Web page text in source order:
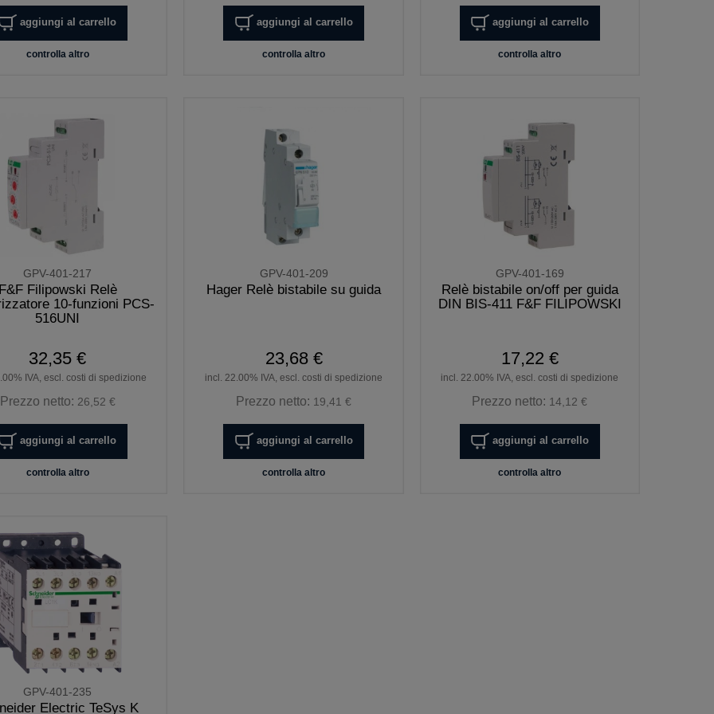
aggiungi al carrello
controlla altro
aggiungi al carrello
controlla altro
aggiungi al carrello
controlla altro
GPV-401-217
F&F Filipowski Relè
10-funzioni PCS-
516UNI
32,35 €
IVA, escl. costi di spedizione
Prezzo netto: 26,52 €
aggiungi al carrello
controlla altro
GPV-401-209
Hager Relè bistabile su guida
23,68 €
incl. 22.00% IVA, escl. costi di spedizione
Prezzo netto: 19,41 €
aggiungi al carrello
controlla altro
GPV-401-169
Relè bistabile on/off per guida
DIN BIS-411 F&F FILIPOWSKI
17,22 €
incl. 22.00% IVA, escl. costi di spedizione
Prezzo netto: 14,12 €
aggiungi al carrello
controlla altro
GPV-401-235
Electric TeSys K